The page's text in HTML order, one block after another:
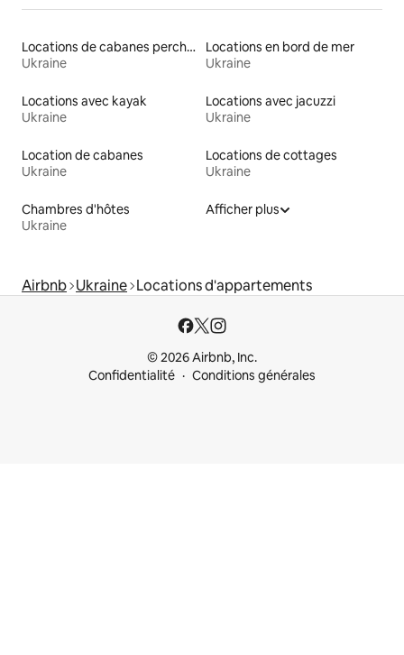
Locations de cabanes perchées
Ukraine
Locations en bord de mer
Ukraine
Locations avec kayak
Ukraine
Locations avec jacuzzi
Ukraine
Location de cabanes
Ukraine
Locations de cottages
Ukraine
Chambres d'hôtes
Ukraine
Afficher plus
Airbnb Ukraine Locations d'appartements
© 2026 Airbnb, Inc.
Confidentialité
Conditions générales